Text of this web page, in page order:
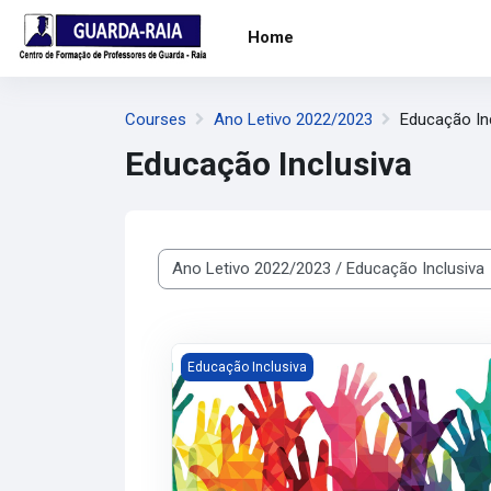
Skip to main content
Home
Courses Ano Letivo 2022/2023 Educação
Educação Inclusiva
Course categories
Course image Criação de Ambientes de
Educação Inclusiva